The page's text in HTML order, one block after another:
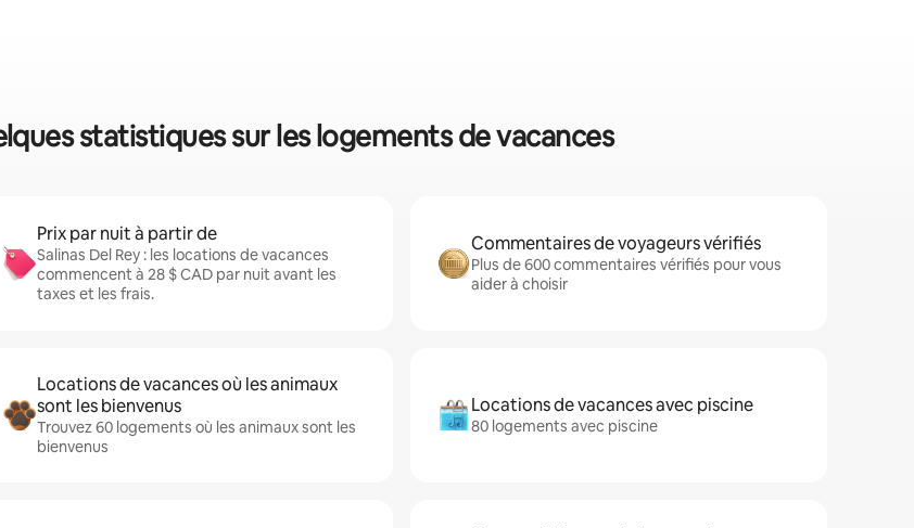
statistiques sur les logements de vacances
Prix par nuit à partir de
Salinas Del Rey : les locations de vacances
commencent à 28 $ CAD par nuit avant les
taxes et les frais.
Commentaires de voyageurs vérifiés
Plus de 600 commentaires vérifiés pour vous
aider à choisir
Locations de vacances où les animaux
sont les bienvenus
Trouvez 60 logements où les animaux sont les
bienvenus
Locations de vacances avec piscine
80 logements avec piscine